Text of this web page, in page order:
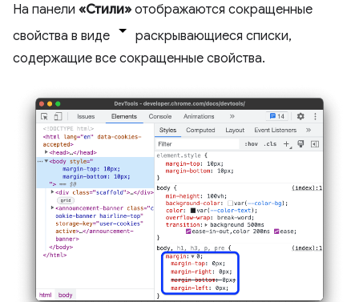
На панели «Стили» отображаются сокращенные
свойства в виде
раскрывающиеся списки,
содержащие все сокращенные свойства.